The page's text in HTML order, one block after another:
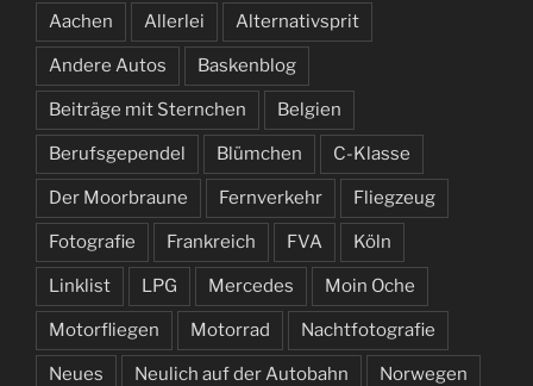
Aachen Allerlei Alternativsprit
Andere Autos Baskenblog
Beiträge mit Sternchen Belgien
Berufsgependel Blümchen C-Klasse
Der Moorbraune Fernverkehr Fliegzeug
Fotografie Frankreich FVA Köln
Linklist LPG Mercedes Moin Oche
Motorfliegen Motorrad Nachtfotografie
Neues Neulich auf der Autobahn Norwegen